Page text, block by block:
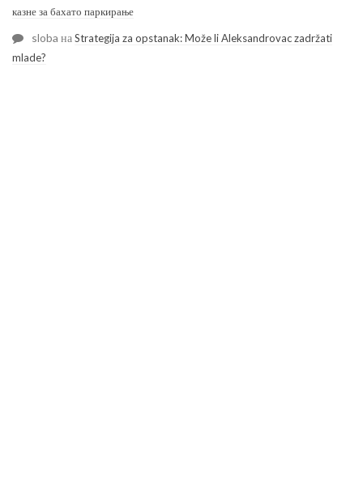
казне за бахато паркирање
sloba наStrategija za opstanak: Može li Aleksandrovac zadržati
mlade?